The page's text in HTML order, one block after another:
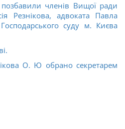
членів Вищої ради
Резнікова, адвоката Павла
суду м. Києва
О. Ю обрано секретарем